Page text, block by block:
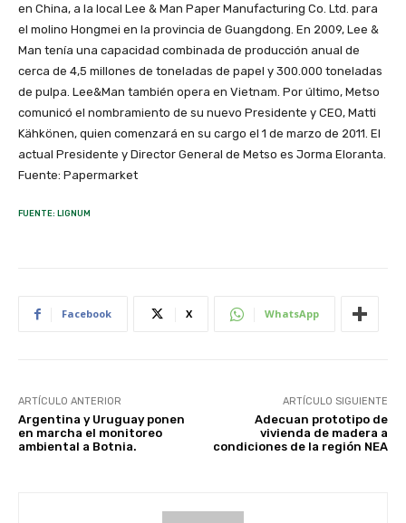
en China, a la local Lee & Man Paper Manufacturing Co. Ltd. para
el molino Hongmei en la provincia de Guangdong. En 2009, Lee &
Man tenía una capacidad combinada de producción anual de
cerca de 4,5 millones de toneladas de papel y 300.000 toneladas
de pulpa. Lee&Man también opera en Vietnam. Por último, Metso
comunicó el nombramiento de su nuevo Presidente y CEO, Matti
Kähkönen, quien comenzará en su cargo el 1 de marzo de 2011. El
actual Presidente y Director General de Metso es Jorma Eloranta.
Fuente: Papermarket
FUENTE: LIGNUM
Facebook X WhatsApp
ARTÍCULO ANTERIOR
Argentina y Uruguay ponen
en marcha el monitoreo
ambiental a Botnia.
ARTÍCULO SIGUIENTE
Adecuan prototipo de
vivienda de madera a
condiciones de la región NEA